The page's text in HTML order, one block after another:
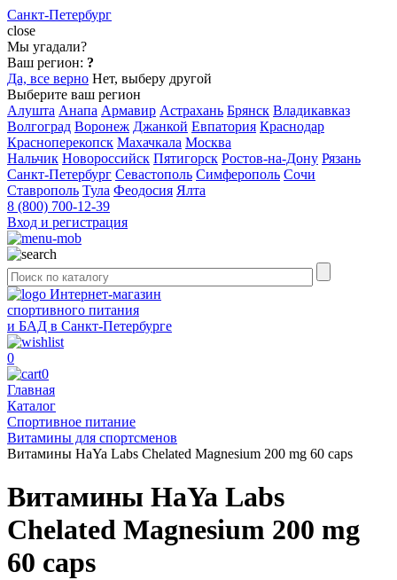
Санкт-Петербург
close
Мы угадали?
Ваш регион: ?
Да, все верно Нет, выберу другой
Выберите ваш регион
Алушта Анапа Армавир Астрахань Брянск Владикавказ
Волгоград Воронеж Джанкой Евпатория Краснодар
Красноперекопск Махачкала Москва
Нальчик Новороссийск Пятигорск Ростов-на-Дону Рязань
Санкт-Петербург Севастополь Симферополь Сочи
Ставрополь Тула Феодосия Ялта
8 (800) 700-12-39
Вход и регистрация
Интернет-магазин
спортивного питания
и БАД в Санкт-Петербурге
0
0
Главная
Каталог
Спортивное питание
Витамины для спортсменов
Витамины HaYa Labs Chelated Magnesium 200 mg 60 caps
Витамины HaYa Labs
Chelated Magnesium 200 mg
60 caps